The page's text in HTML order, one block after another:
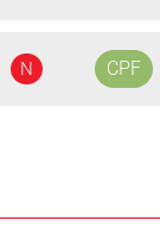
N CPF